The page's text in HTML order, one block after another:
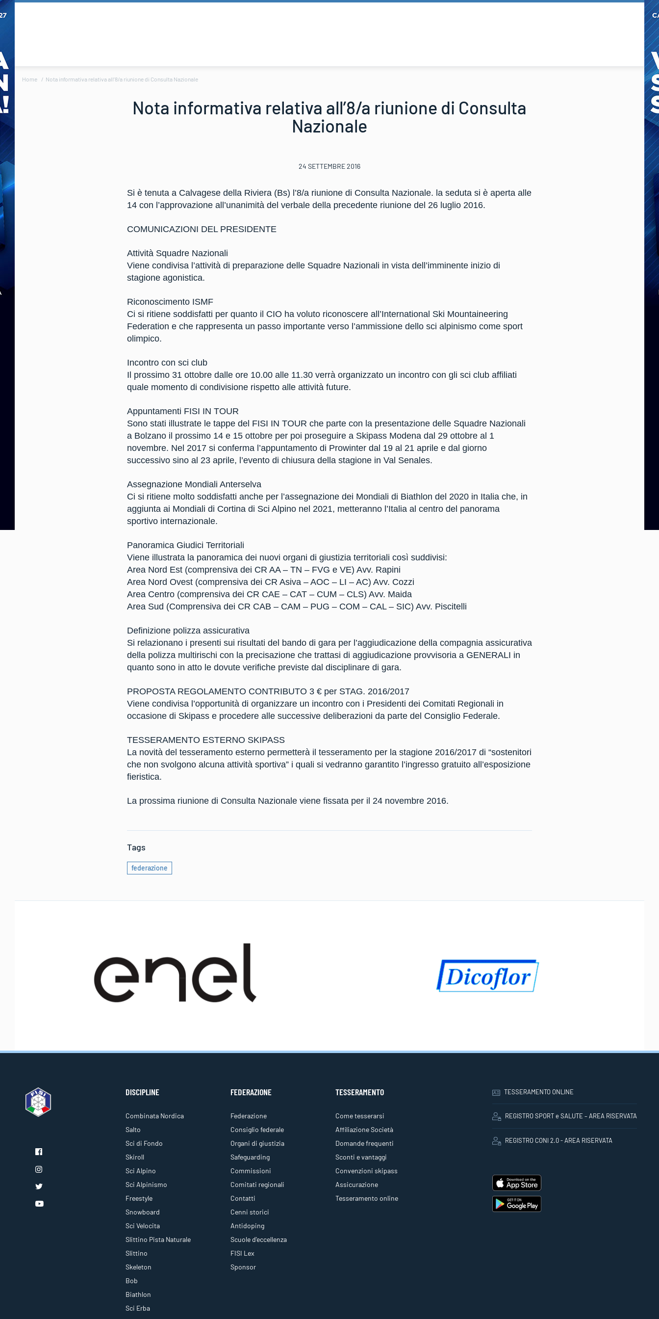
Home Nota informativa relativa all’8/a riunione di Consulta Nazionale
Nota informativa relativa all’8/a riunione di Consulta
Nazionale
24 SETTEMBRE 2016
Si è tenuta a Calvagese della Riviera (Bs) l’8/a riunione di Consulta Nazionale. la seduta si è aperta alle
14 con l’approvazione all’unanimità del verbale della precedente riunione del 26 luglio 2016.
COMUNICAZIONI DEL PRESIDENTE
Attività Squadre Nazionali
Viene condivisa l’attività di preparazione delle Squadre Nazionali in vista dell’imminente inizio di
stagione agonistica.
Riconoscimento ISMF
Ci si ritiene soddisfatti per quanto il CIO ha voluto riconoscere all’International Ski Mountaineering
Federation e che rappresenta un passo importante verso l’ammissione dello sci alpinismo come sport
olimpico.
Incontro con sci club
Il prossimo 31 ottobre dalle ore 10.00 alle 11.30 verrà organizzato un incontro con gli sci club affiliati
quale momento di condivisione rispetto alle attività future.
Appuntamenti FISI IN TOUR
Sono stati illustrate le tappe del FISI IN TOUR che parte con la presentazione delle Squadre Nazionali
a Bolzano il prossimo 14 e 15 ottobre per poi proseguire a Skipass Modena dal 29 ottobre al 1
novembre. Nel 2017 si conferma l’appuntamento di Prowinter dal 19 al 21 aprile e dal giorno
successivo sino al 23 aprile, l’evento di chiusura della stagione in Val Senales.
Assegnazione Mondiali Anterselva
Ci si ritiene molto soddisfatti anche per l’assegnazione dei Mondiali di Biathlon del 2020 in Italia che, in
aggiunta ai Mondiali di Cortina di Sci Alpino nel 2021, metteranno l’Italia al centro del panorama
sportivo internazionale.
Panoramica Giudici Territoriali
Viene illustrata la panoramica dei nuovi organi di giustizia territoriali così suddivisi:
Area Nord Est (comprensiva dei CR AA – TN – FVG e VE) Avv. Rapini
Area Nord Ovest (comprensiva dei CR Asiva – AOC – LI – AC) Avv. Cozzi
Area Centro (comprensiva dei CR CAE – CAT – CUM – CLS) Avv. Maida
Area Sud (Comprensiva dei CR CAB – CAM – PUG – COM – CAL – SIC) Avv. Piscitelli
Definizione polizza assicurativa
Si relazionano i presenti sui risultati del bando di gara per l’aggiudicazione della compagnia assicurativa
della polizza multirischi con la precisazione che trattasi di aggiudicazione provvisoria a GENERALI in
quanto sono in atto le dovute verifiche previste dal disciplinare di gara.
PROPOSTA REGOLAMENTO CONTRIBUTO 3 € per STAG. 2016/2017
Viene condivisa l’opportunità di organizzare un incontro con i Presidenti dei Comitati Regionali in
occasione di Skipass e procedere alle successive deliberazioni da parte del Consiglio Federale.
TESSERAMENTO ESTERNO SKIPASS
La novità del tesseramento esterno permetterà il tesseramento per la stagione 2016/2017 di “sostenitori
che non svolgono alcuna attività sportiva” i quali si vedranno garantito l’ingresso gratuito all’esposizione
fieristica.
La prossima riunione di Consulta Nazionale viene fissata per il 24 novembre 2016.
Tags
federazione
DISCIPLINE
Combinata Nordica
Salto
Sci di Fondo
Skiroll
Sci Alpino
Sci Alpinismo
Freestyle
Snowboard
Sci Velocita
Slittino Pista Naturale
Slittino
Skeleton
Bob
Biathlon
Sci Erba
FEDERAZIONE
Federazione
Consiglio federale
Organi di giustizia
Safeguarding
Commissioni
Comitati regionali
Contatti
Cenni storici
Antidoping
Scuole d'eccellenza
FISI Lex
Sponsor
TESSERAMENTO
Come tesserarsi
Affiliazione Società
Domande frequenti
Sconti e vantaggi
Convenzioni skipass
Assicurazione
Tesseramento online
TESSERAMENTO ONLINE
REGISTRO SPORT e SALUTE – AREA RISERVATA
REGISTRO CONI 2.0 - AREA RISERVATA